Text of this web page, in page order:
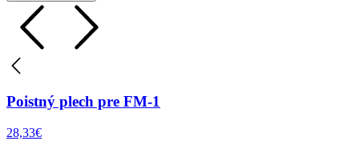
Poistný plech pre FM-1
28,33€